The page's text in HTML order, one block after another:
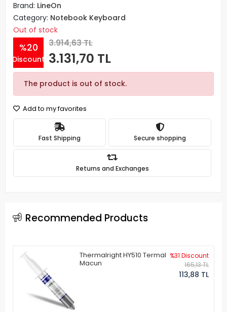
Brand: LineOn
Category: Notebook Keyboard
Out of stock
%20
Discount
3.914,63 TL
3.131,70 TL
The product is out of stock.
Add to my favorites
Fast Shipping Secure shopping
Returns and Exchanges
Recommended Products
Thermalright HY510 Termal
Macun
%31 Discount
165,13 TL
113,88 TL